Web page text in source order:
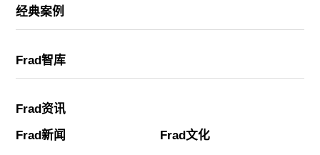
经典案例
Frad智库
Frad资讯
Frad新闻
Frad文化